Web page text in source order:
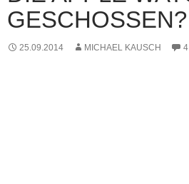
GESCHOSSEN?
25.09.2014 MICHAEL KAUSCH